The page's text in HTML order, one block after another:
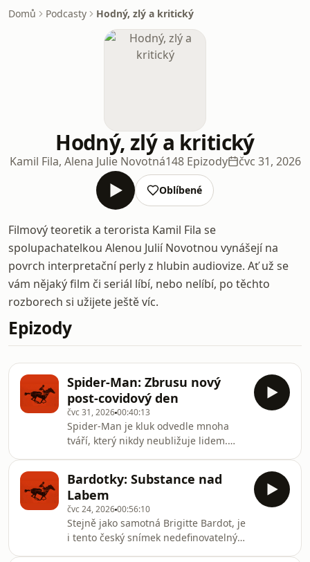
Domů Podcasty Hodný, zlý a kritický
Hodný, zlý a kritický
Kamil Fila, Alena Julie Novotná148 Epizody čvc 31, 2026
Oblíbené
Filmový teoretik a terorista Kamil Fila se
spolupachatelkou Alenou Julií Novotnou vynášejí na
povrch interpretační perly z hlubin audiovize. Ať už se
vám nějaký film či seriál líbí, nebo nelíbí, po těchto
rozborech si užijete ještě víc.
Epizody
Spider-Man: Zbrusu nový
post-covidový den
čvc 31, 202600:40:13
Spider-Man je kluk odvedle mnoha
tváří, který nikdy neubližuje lidem.
proto, že je tak obyčejný. Nicméně
vlivem samoty se odlidšťuje a
popavoučuje, takže už není tak hodný.
Tento film je o mutacích, ovládání
mysli a znovunavázání přátelství.
Skoro jako bychom to ale všechno už
Bardotky: Substance nad
Labem
čvc 24, 202600:56:10
Stejně jako samotná Brigitte Bardot, je
i tento český snímek nedefinovatelný.